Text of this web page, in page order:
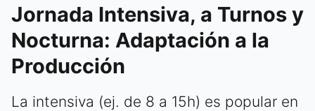
Jornada Intensiva, a Turnos y
Nocturna: Adaptación a la
Producción
La intensiva (ej. de 8 a 15h) es popular en